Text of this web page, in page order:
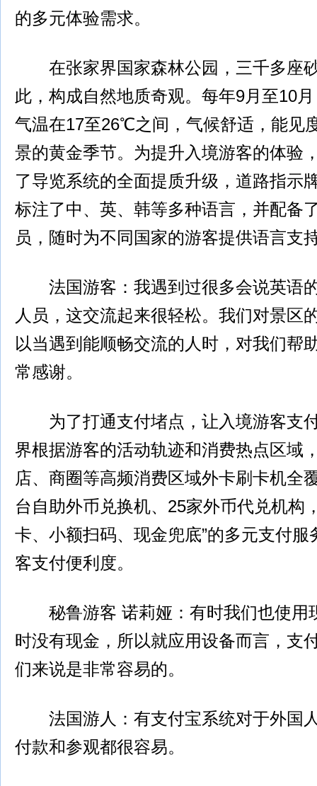
的多元体验需求。
在张家界国家森林公园，三千多座
此，构成自然地质奇观。每年9月至10
气温在17至26℃之间，气候舒适，能见
景的黄金季节。为提升入境游客的体验
了导览系统的全面提质升级，道路指示
标注了中、英、韩等多种语言，并配备
员，随时为不同国家的游客提供语言支
法国游客：我遇到过很多会说英语
人员，这交流起来很轻松。我们对景区
以当遇到能顺畅交流的人时，对我们帮
常感谢。
为了打通支付堵点，让入境游客支
界根据游客的活动轨迹和消费热点区域
店、商圈等高频消费区域外卡刷卡机全
台自助外币兑换机、25家外币代兑机构
卡、小额扫码、现金兜底”的多元支付服
客支付便利度。
秘鲁游客 诺莉娅：有时我们也使用
时没有现金，所以就应用设备而言，支
们来说是非常容易的。
法国游人：有支付宝系统对于外国
付款和参观都很容易。